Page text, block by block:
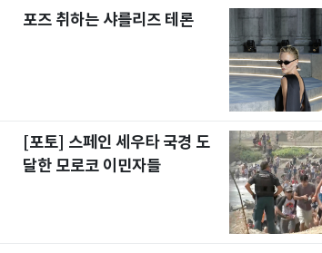
포즈 취하는 샤를리즈 테론
[포토] 스페인 세우타 국경 도
달한 모로코 이민자들